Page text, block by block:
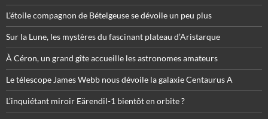
L’étoile compagnon de Bételgeuse se dévoile un peu plus
Sur la Lune, les mystères du fascinant plateau d’Aristarque
À Céron, un grand gîte accueille les astronomes amateurs
Le télescope James Webb nous dévoile la galaxie Centaurus A
L’inquiétant miroir Eärendil-1 bientôt en orbite ?